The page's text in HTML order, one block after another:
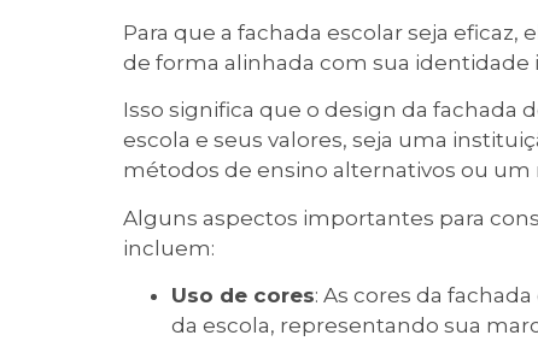
Para que a fachada escolar seja eficaz,
de forma alinhada com sua identidade
Isso significa que o design da fachada
escola e seus valores, seja uma
métodos de ensino alternativos ou
Alguns aspectos importantes para
incluem:
Uso de cores: As cores da
da escola, representando sua